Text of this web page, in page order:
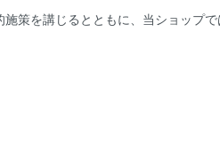
策を講じるとともに、当ショップ